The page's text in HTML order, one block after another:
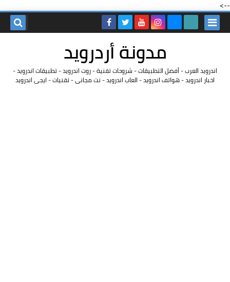
-->
مدونة أردرويد
اندرويد العرب - أفضل التطبيقات - شروحات تقنية - روت اندرويد - تطبيقات اندرويد -
اخبار اندرويد - هواتف اندرويد - العاب اندرويد - نت مجانى - تقنيات - ايجى اندرويد